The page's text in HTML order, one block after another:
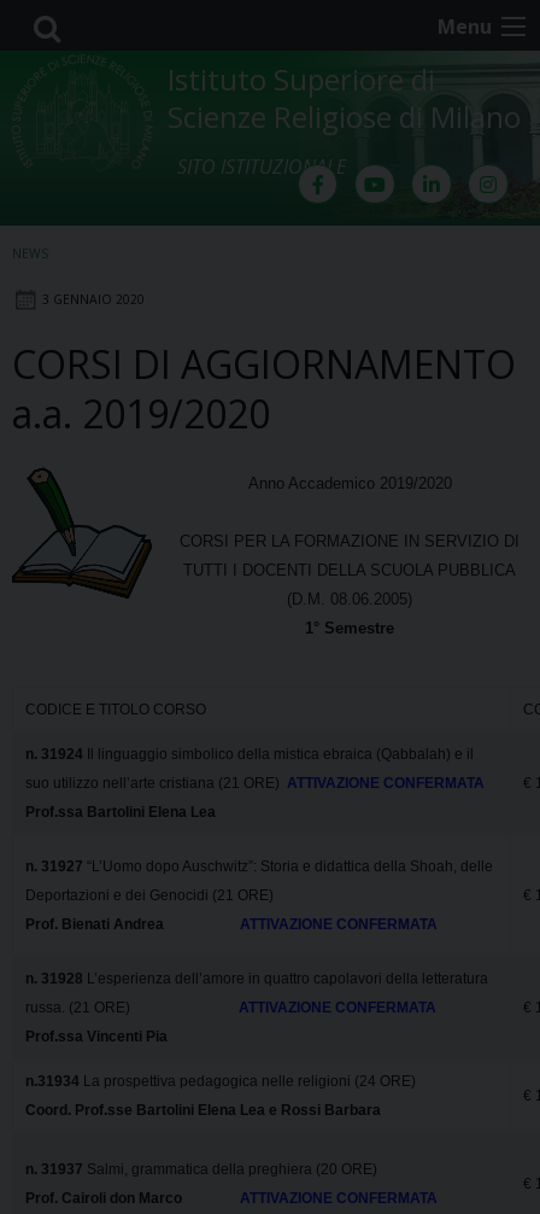
Skip
content
Menu
Istituto Superiore di
Scienze Religiose di Milano
SITO ISTITUZIONALE
NEWS
3 GENNAIO 2020
CORSI DI AGGIORNAMENTO
a.a. 2019/2020
Anno Accademico 2019/2020
CORSI PER LA FORMAZIONE IN SERVIZIO DI
TUTTI I DOCENTI DELLA SCUOLA PUBBLICA
(D.M. 08.06.2005)
1° Semestre
CODICE E TITOLO CORSO
n. 31924 Il linguaggio simbolico della mistica ebraica (Qabbalah) e il
suo utilizzo nell’arte cristiana (21 ORE) ATTIVAZIONE CONFERMATA
Prof.ssa Bartolini Elena Lea
€
n. 31927 “L’Uomo dopo Auschwitz”: Storia e didattica della Shoah, delle
Deportazioni e dei Genocidi (21 ORE)
Prof. Bienati Andrea ATTIVAZIONE CONFERMATA
€
n. 31928 L’esperienza dell’amore in quattro capolavori della letteratura
russa. (21 ORE) ATTIVAZIONE CONFERMATA
Prof.ssa Vincenti Pia
€
n.31934 La prospettiva pedagogica nelle religioni (24 ORE)
Coord. Prof.sse Bartolini Elena Lea e Rossi Barbara
€
n. 31937 Salmi, grammatica della preghiera (20 ORE)
Prof. Cairoli don Marco ATTIVAZIONE CONFERMATA
€